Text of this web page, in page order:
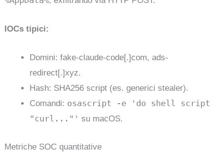
IOCs tipici:
Domini: fake-claude-code[.]com, ads-
redirect[.]xyz.
Hash: SHA256 script (es. generici stealer).
Comandi: osascript -e 'do shell script
"curl..."' su macOS.
Metriche SOC quantitative